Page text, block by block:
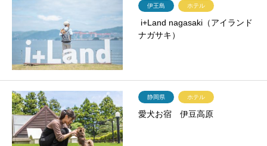
伊王島 ホテル
i+Land nagasaki（アイランド
ナガサキ）
静岡県 ホテル
愛犬お宿 伊豆高原